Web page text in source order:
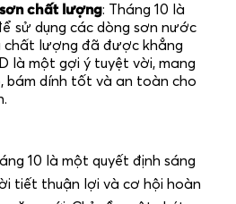
chất lượng: Tháng 10 là
sử dụng các dòng sơn nước
chất lượng đã được khẳng
là một gợi ý tuyệt vời, mang
bám dính tốt và an toàn cho
10 là một quyết định sáng
tiết thuận lợi và cơ hội hoàn